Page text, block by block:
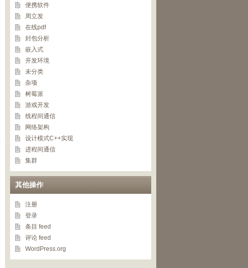
c_str (),AES::MAX_KEYLENGTH
BLOCKSIZE) ;
outstr))) ;
便携软件
周立发
在线pdf
封包分析
嵌入式
开发环境
未分类
杂项
树莓派
游戏开发
线程间通信
网络架构
设计模式C++实现
进程间通信
集群
其他操作
注册
登录
条目 feed
评论 feed
WordPress.org